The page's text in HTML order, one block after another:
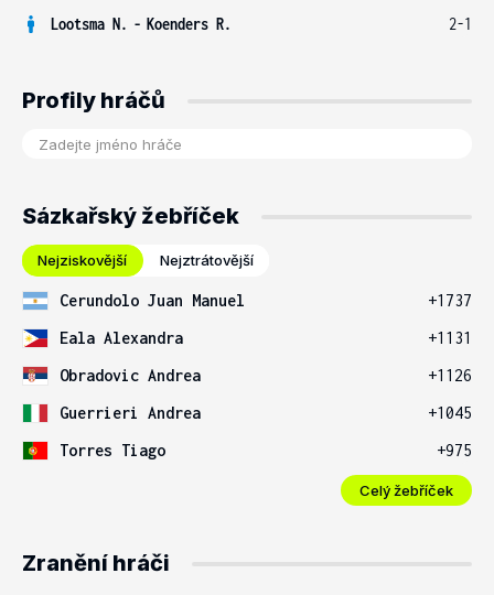
Lootsma N. - Koenders R. 2-1
Profily hráčů
Sázkařský žebříček
Nejziskovější Nejztrátovější
Cerundolo Juan Manuel
+1737
Eala Alexandra
+1131
Obradovic Andrea
+1126
Guerrieri Andrea
+1045
Torres Tiago
+975
Celý žebříček
Zranění hráči